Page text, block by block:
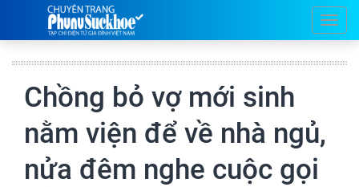
Chồng bỏ vợ mới sinh
nằm viện để về nhà ngủ,
nửa đêm nghe cuộc gọi